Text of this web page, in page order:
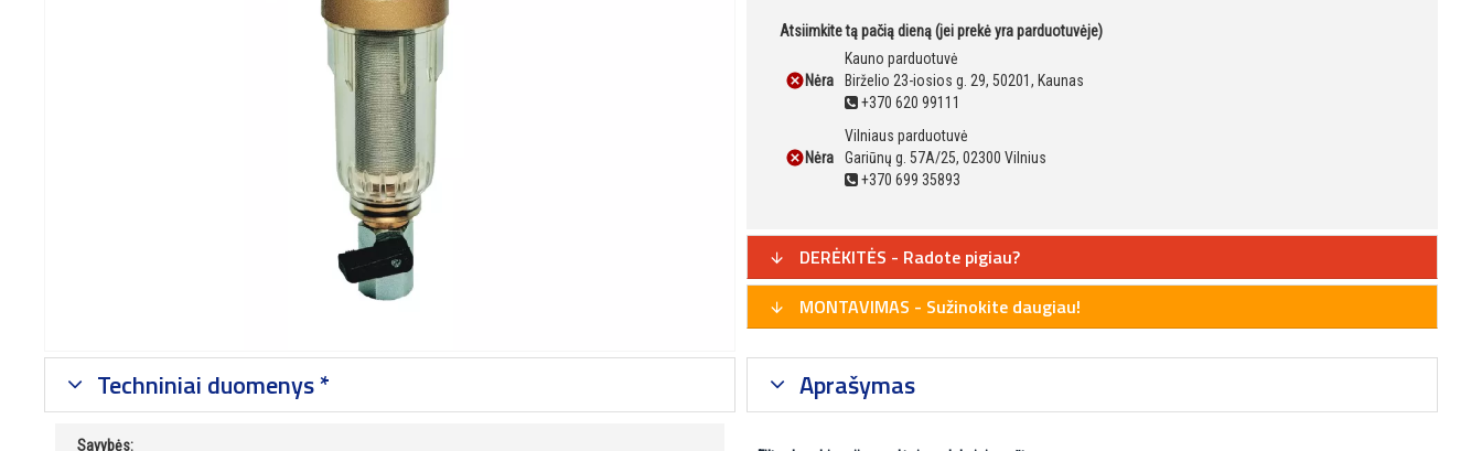
Atsiimkite tą pačią dieną (jei prekė yra parduotuvėje)
Nėra
Kauno parduotuvė
Birželio 23-iosios g. 29, 50201, Kaunas
+370 620 99111
Nėra
Vilniaus parduotuvė
Gariūnų g. 57A/25, 02300 Vilnius
+370 699 35893
DERĖKITĖS - Radote pigiau?
MONTAVIMAS - Sužinokite daugiau!
Techniniai duomenys *
Savybės:
Aprašymas